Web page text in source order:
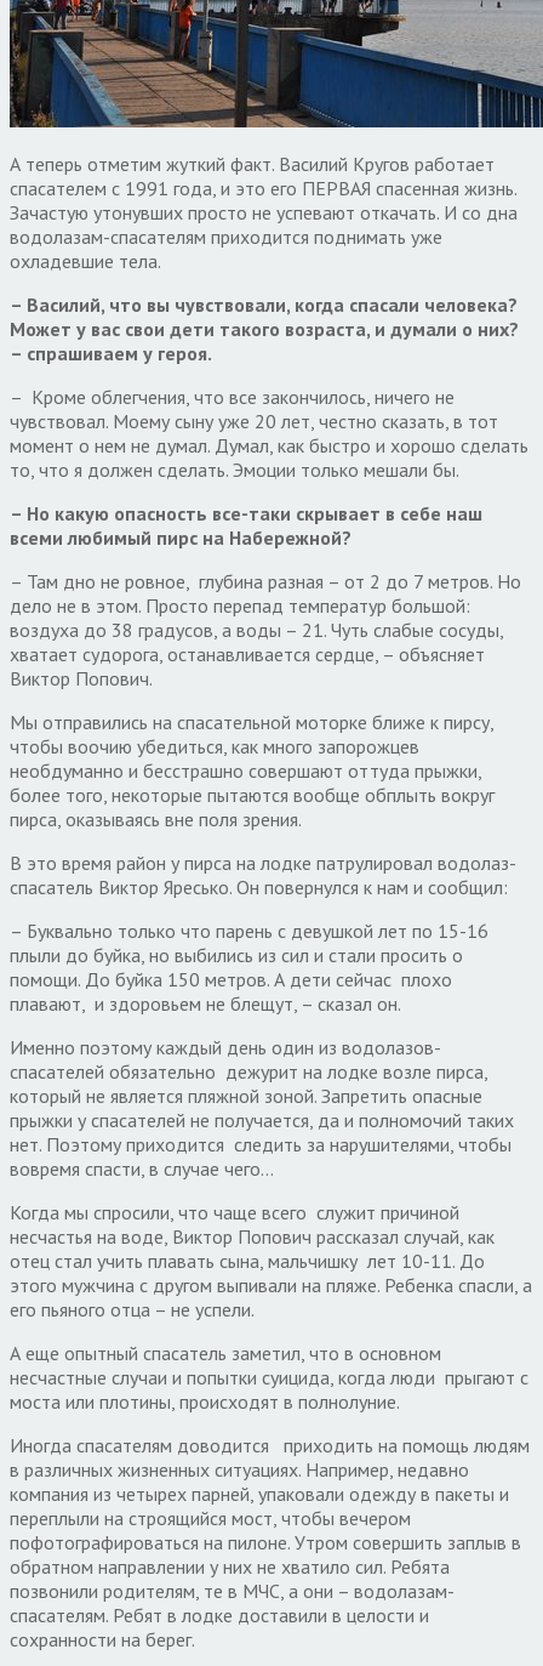
А теперь отметим жуткий факт. Василий Кругов работает
спасателем с 1991 года, и это его ПЕРВАЯ спасенная жизнь.
Зачастую утонувших просто не успевают откачать. И со дна
водолазам-спасателям приходится поднимать уже
охладевшие тела.
– Василий, что вы чувствовали, когда спасали человека?
Может у вас свои дети такого возраста, и думали о них?
– спрашиваем у героя.
– Кроме облегчения, что все закончилось, ничего не
чувствовал. Моему сыну уже 20 лет, честно сказать, в тот
момент о нем не думал. Думал, как быстро и хорошо сделать
то, что я должен сделать. Эмоции только мешали бы.
– Но какую опасность все-таки скрывает в себе наш
всеми любимый пирс на Набережной?
– Там дно не ровное, глубина разная – от 2 до 7 метров. Но
дело не в этом. Просто перепад температур большой:
воздуха до 38 градусов, а воды – 21. Чуть слабые сосуды,
хватает судорога, останавливается сердце, – объясняет
Виктор Попович.
Мы отправились на спасательной моторке ближе к пирсу,
чтобы воочию убедиться, как много запорожцев
необдуманно и бесстрашно совершают оттуда прыжки,
более того, некоторые пытаются вообще обплыть вокруг
пирса, оказываясь вне поля зрения.
В это время район у пирса на лодке патрулировал водолаз-
спасатель Виктор Яресько. Он повернулся к нам и сообщил:
– Буквально только что парень с девушкой лет по 15-16
плыли до буйка, но выбились из сил и стали просить о
помощи. До буйка 150 метров. А дети сейчас плохо
плавают, и здоровьем не блещут, – сказал он.
Именно поэтому каждый день один из водолазов-
спасателей обязательно дежурит на лодке возле пирса,
который не является пляжной зоной. Запретить опасные
прыжки у спасателей не получается, да и полномочий таких
нет. Поэтому приходится следить за нарушителями, чтобы
вовремя спасти, в случае чего…
Когда мы спросили, что чаще всего служит причиной
несчастья на воде, Виктор Попович рассказал случай, как
отец стал учить плавать сына, мальчишку лет 10-11. До
этого мужчина с другом выпивали на пляже. Ребенка спасли, а
его пьяного отца – не успели.
А еще опытный спасатель заметил, что в основном
несчастные случаи и попытки суицида, когда люди прыгают с
моста или плотины, происходят в полнолуние.
Иногда спасателям доводится приходить на помощь людям
в различных жизненных ситуациях. Например, недавно
компания из четырех парней, упаковали одежду в пакеты и
переплыли на строящийся мост, чтобы вечером
пофотографироваться на пилоне. Утром совершить заплыв в
обратном направлении у них не хватило сил. Ребята
позвонили родителям, те в МЧС, а они – водолазам-
спасателям. Ребят в лодке доставили в целости и
сохранности на берег.